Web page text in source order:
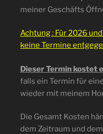
meiner Geschäfts
Achtung : Für 2026
keine Termine
Dieser Termin kostet
falls ein Termin für
wieder mit meinem
Die Gesamt Kosten
dem Zeitraum und